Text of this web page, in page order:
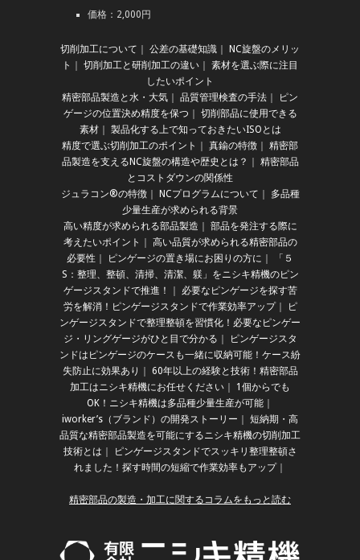
価格：2,000円
切削加工について ｜ 公差の基礎知識 ｜ NC旋盤のメリッ
ト ｜ 切削加工と研削加工の違い ｜ 素材を選ぶ際に注目
したいポイント
精密部品製造と水・大気 ｜ 品質管理検査の手法 ｜
ピン
ゲージの位置決め精度を保つ ｜ 切削部品に使用できる
素材｜ 製品化する上で知っておきたいISOとは
精度で選ぶ切削加工のポイント ｜ 真鍮の特徴 ｜ 精密部
品製造を支えるNC旋盤の構造や歴史とは？ ｜ 精密部品
とコストダウンの関係性
ジュラコン®の特徴｜ NCプログラムについて ｜
多品種
少量生産が求められる背景
高い精度が求められる部品製造 ｜ 部品を発注する際に
考えたいポイント ｜ 高い品質が求められる精密部品の
必要性 ｜ ピンゲージの置き場にお困りの方に ｜
「５
S：整理、整頓、清掃、清潔、躾」をニシキ精機のピン
ゲージスタンドで推進！
｜
必要なピンゲージを探す苦
労を解消！ピンゲージスタンドで作業効率アップ｜
ピ
ンゲージスタンドで整理整頓を習慣化！必要なピンゲー
ジ・リングゲージがひと目で分かる ｜
ピンゲージスタ
ンドはピンゲージのケースも一緒に収納可能！ケース紛
失防止に効果あり ｜ 60年以上の経験と技術！精密部品
加工はニシキ精機にお任せください ｜ 1個からでも
OK！ニシキ精機は多品種少量生産が可能 ｜
iworker’s（ブランド）の開発ストーリー ｜ 短納期・高
品質な精密部品製造を可能にするニシキ精機の切削加工
技術とは ｜
ピンゲージスタンドでスッキリ整理整頓さ
れました！探す時間の短縮で作業効率もアップ｜
精密部品の製造・加工に関するコラムをもっと読む